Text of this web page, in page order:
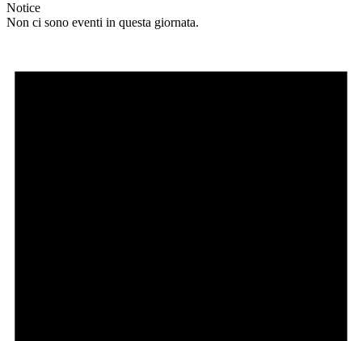
Notice
Non ci sono eventi in questa giornata.